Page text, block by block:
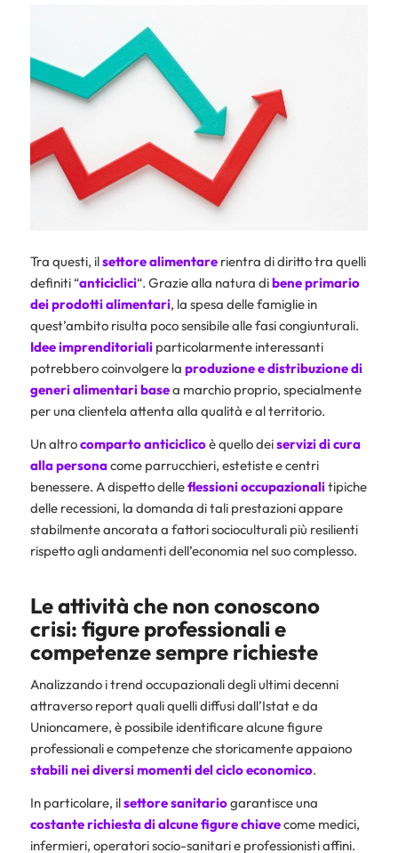
Tra questi, ilsettore alimentarerientra di diritto tra quelli
definiti “anticiclici“. Grazie alla natura dibene primario
dei prodotti alimentari, la spesa delle famiglie in
quest’ambito risulta poco sensibile alle fasi congiunturali.
Idee imprenditorialiparticolarmente interessanti
potrebbero coinvolgere la produzione e distribuzione di
generi alimentaribasea marchio proprio, specialmente
per una clientela attenta alla qualità e al territorio.
Un altrocomparto anticiclicoè quello deiservizi di cura
alla personacome parrucchieri, estetiste e centri
benessere. A dispetto delleflessioni occupazionalitipiche
delle recessioni, la domanda di tali prestazioni appare
stabilmente ancorata a fattori socioculturali più resilienti
rispetto agli andamenti dell’economia nel suo complesso.
Le attività che non conoscono
crisi: figure professionali e
competenze sempre richieste
Analizzando i trend occupazionali degli ultimi decenni
attraverso report quali quelli diffusi dall’Istat e da
Unioncamere, è possibile identificare alcune figure
professionali e competenze che storicamente appaiono
stabili nei diversi momenti del ciclo economico.
In particolare, ilsettore sanitariogarantisce una
costante richiesta di alcune figure chiavecome medici,
infermieri, operatori socio-sanitari e professionisti affini.